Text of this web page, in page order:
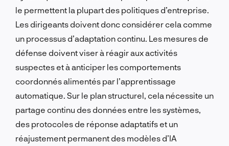
le permettent la plupart des politiques d’entreprise.
Les dirigeants doivent donc considérer cela comme
un processus d’adaptation continu. Les mesures de
défense doivent viser à réagir aux activités
suspectes et à anticiper les comportements
coordonnés alimentés par l’apprentissage
automatique. Sur le plan structurel, cela nécessite un
partage continu des données entre les systèmes,
des protocoles de réponse adaptatifs et un
réajustement permanent des modèles d’IA